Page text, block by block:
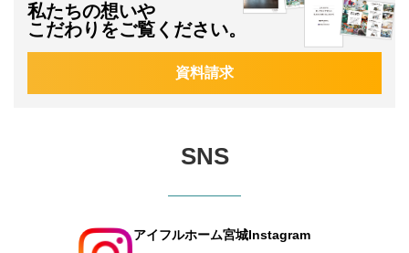
私たちの想いや
こだわりをご覧ください。
資料請求
SNS
アイフルホーム宮城Instagram